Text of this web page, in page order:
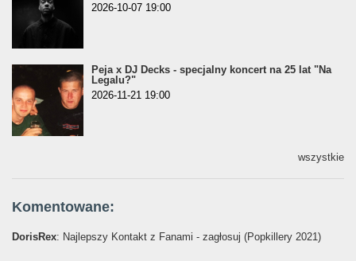
2026-10-07 19:00
Peja x DJ Decks - specjalny koncert na 25 lat "Na
Legalu?"
2026-11-21 19:00
wszystkie
Komentowane:
DorisRex: Najlepszy Kontakt z Fanami - zagłosuj (Popkillery 2021)